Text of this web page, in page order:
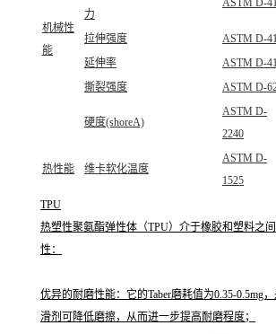
机械性
能
力
ASTM D-
拉伸强度 ASTM D-
延伸率
ASTM D-
撕裂强度
ASTM D-
硬度(shoreA)
ASTM D-
2240
热性能 维卡软化温度
ASTM D-
1525
TPU
热塑性聚氨酯弹性体（TPU）介于橡胶和塑料之
性：
优异的耐磨性能：它的Taber磨耗值为0.35-0.5mg
滑剂可降低磨擦，从而进一步提高耐磨程度；